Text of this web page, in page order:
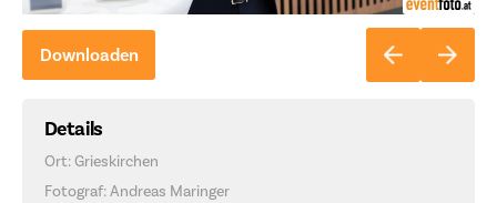
Downloaden
Details
Ort: Grieskirchen
Fotograf: Andreas Maringer